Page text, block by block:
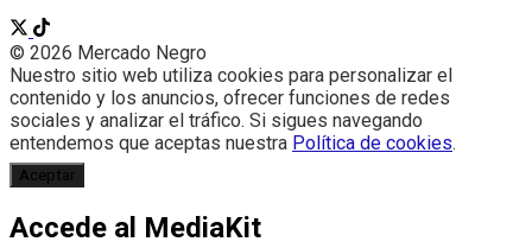
© 2026 Mercado Negro
Nuestro sitio web utiliza cookies para personalizar el
contenido y los anuncios, ofrecer funciones de redes
sociales y analizar el tráfico. Si sigues navegando
entendemos que aceptas nuestra Política de cookies.
Aceptar
Accede al MediaKit